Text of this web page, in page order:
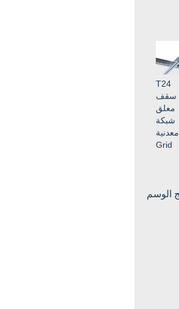
T24
سقف
معلق
شبكة
معدنية T-
Grid